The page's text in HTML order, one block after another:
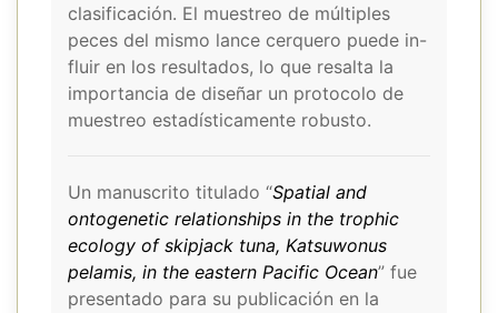
clasificación. El muestreo de múltiples
peces del mismo lance cerquero puede in-
fluir en los resultados, lo que resalta la
importancia de diseñar un protocolo de
muestreo estadísticamente robusto.
Un manuscrito titulado “Spatial and
ontogenetic relationships in the trophic
ecology of skipjack tuna, Katsuwonus
pelamis, in the eastern Pacific Ocean” fue
presentado para su publicación en la